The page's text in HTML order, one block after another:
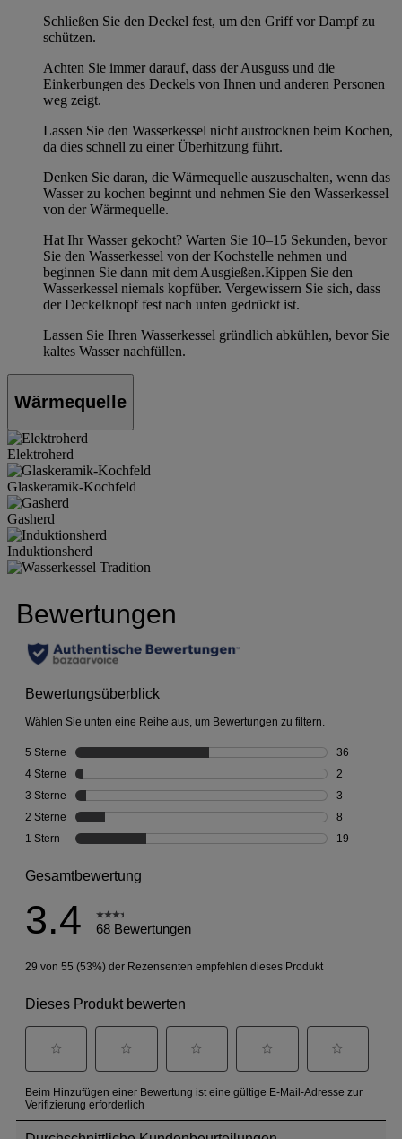
Schließen Sie den Deckel fest, um den Griff vor Dampf zu
schützen.
Achten Sie immer darauf, dass der Ausguss und die
Einkerbungen des Deckels von Ihnen und anderen Personen
weg zeigt.
Lassen Sie den Wasserkessel nicht austrocknen beim Kochen,
da dies schnell zu einer Überhitzung führt.
Denken Sie daran, die Wärmequelle auszuschalten, wenn das
Wasser zu kochen beginnt und nehmen Sie den Wasserkessel
von der Wärmequelle.
Hat Ihr Wasser gekocht? Warten Sie 10–15 Sekunden, bevor
Sie den Wasserkessel von der Kochstelle nehmen und
beginnen Sie dann mit dem Ausgießen.Kippen Sie den
Wasserkessel niemals kopfüber. Vergewissern Sie sich, dass
der Deckelknopf fest nach unten gedrückt ist.
Lassen Sie Ihren Wasserkessel gründlich abkühlen, bevor Sie
kaltes Wasser nachfüllen.
Wärmequelle
Elektroherd
Glaskeramik-Kochfeld
Gasherd
Induktionsherd